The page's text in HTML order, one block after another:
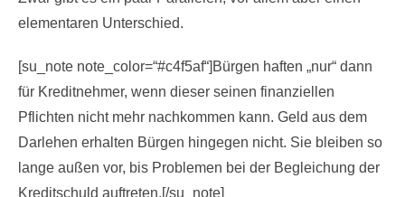
elementaren Unterschied.
[su_note note_color=“#c4f5af“]Bürgen haften „nur“ dann
für Kreditnehmer, wenn dieser seinen finanziellen
Pflichten nicht mehr nachkommen kann. Geld aus dem
Darlehen erhalten Bürgen hingegen nicht. Sie bleiben so
lange außen vor, bis Problemen bei der Begleichung der
Kreditschuld auftreten.[/su_note]